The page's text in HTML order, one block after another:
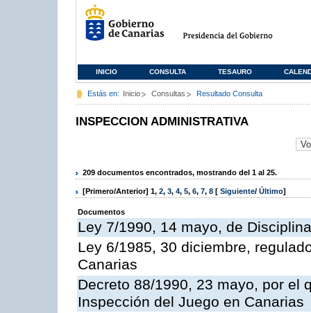
INICIO CONSULTA TESAURO
Estás en: Inicio Consultas Resultado Consulta
INSPECCION ADMINISTRATIVA
209 documentos encontrados, mostrando del 1 al 25.
[Primero/Anterior] 1, 2, 3, 4, 5, 6, 7, 8 [ Siguiente/ Último]
Documentos
Ley 7/1990, 14 mayo, de
Ley 6/1985, 30 diciembre,
Canarias
Decreto 88/1990, 23 mayo, por el
Inspección del Juego en Canarias